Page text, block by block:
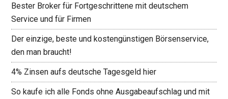
Bester Broker für Fortgeschrittene mit deutschem
Service und für Firmen
Der einzige, beste und kostengünstigen Börsenservice,
den man braucht!
4% Zinsen aufs deutsche Tagesgeld hier
So kaufe ich alle Fonds ohne Ausgabeaufschlag und mit